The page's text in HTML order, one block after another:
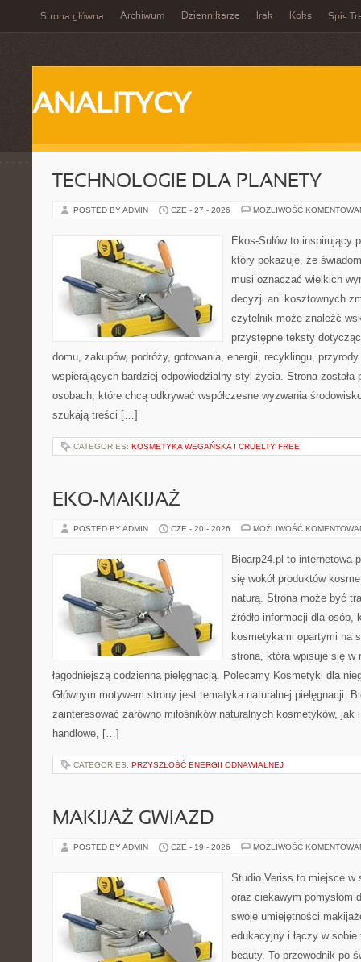
Strona główna Archiwum Dziennikarze Irak Koks Spis
ANALITYCY
TECHNOLOGIE DLA PLANETY
POSTED BY ADMIN CZE - 27 - 2026 MOŻLIWOŚĆ
Ekos-Sułów to inspirujący
który pokazuje, że
musi oznaczać wielkich
decyzji ani kosztownych
czytelnik może znaleźć
przystępne teksty
domu, zakupów, podróży, gotowania, energii, recyklingu,
wspierających bardziej odpowiedzialny styl życia. Strona została
osobach, które chcą odkrywać współczesne wyzwania
szukają treści […]
CATEGORIES: KOSMETYKA WEGAŃSKA I CRUELTY FREE
EKO-MAKIJAŻ
POSTED BY ADMIN CZE - 20 - 2026 MOŻLIWOŚĆ
Bioarp24.pl to internetowa
się wokół produktów
naturą. Strona może być
źródło informacji dla osób,
kosmetykami opartymi na
strona, która wpisuje się w
łagodniejszą codzienną pielęgnacją. Polecamy Kosmetyki dla
Głównym motywem strony jest tematyka naturalnej pielęgnacji.
zainteresować zarówno miłośników naturalnych kosmetyków, jak
handlowe, […]
CATEGORIES: PRZYSZŁOŚĆ ENERGII ODNAWIALNEJ
MAKIJAŻ GWIAZD
POSTED BY ADMIN CZE - 19 - 2026 MOŻLIWOŚĆ
Studio Veriss to miejsce w
oraz ciekawym pomysłom
swoje umiejętności
edukacyjny i łączy w
beauty. To przewodnik po